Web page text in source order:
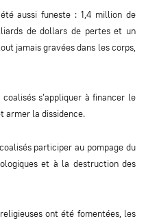
aussi funeste : 1,4 million de
de dollars de pertes et un
jamais gravées dans les corps,
s’appliquer à financer le
armer la dissidence.
participer au pompage du
et à la destruction des
ont été fomentées, les